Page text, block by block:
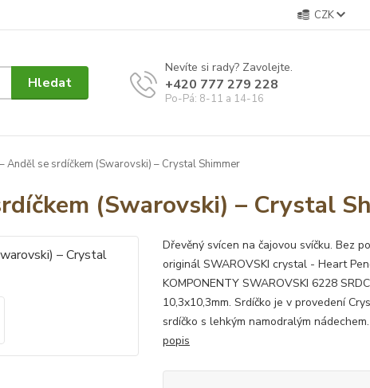
CZK
Hledat
Nevíte si rady? Zavolejte.
+420 777 279 228
Po-Pá: 8-11 a 14-16
Anděl se srdíčkem (Swarovski) – Crystal Shimmer
(Swarovski) – Crystal
Dřevěný svícen na čajovou svíčku. Bez
originál SWAROVSKI crystal - Heart
KOMPONENTY SWAROVSKI 6228
10,3x10,3mm. Srdíčko je v provedení
srdíčko s lehkým namodralým
popis